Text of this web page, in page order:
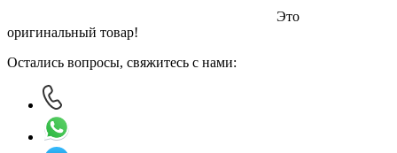
Это
оригинальный товар!
Остались вопросы, свяжитесь с нами: